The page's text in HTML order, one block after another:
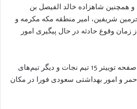
و همچنین شاهزاده خالد الفیصل بن
شريفين، امیر منطقه مكه مكرمه و
وقوع حادثه در حال پیگیری امور
به گزارش دفاع مدنی در صفحه توییتر 15 تیم نجات و دیگر تیم‌های
و امور بهداشتی سعودی فورا در مکان